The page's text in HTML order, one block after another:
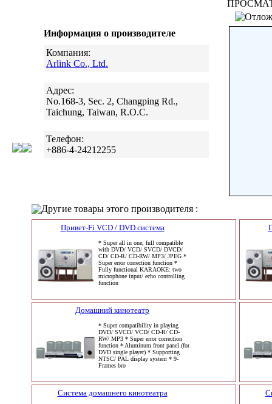
Информация о производителе
Компания:
Arlink Co., Ltd.
Адрес:
No.168-3, Sec. 2, Changping Rd.,
Taichung, Taiwan, R.O.C.
Телефон:
+886-4-24212255
Другие товары этого производителя :
Привет-Fi VCD / DVD система
* Super all in one, full compatible
with DVD/ VCD/ SVCD/ DVCD/
CD/ CD-R/ CD-RW/ MP3/ JPEG *
Super error correction function *
Fully functional KARAOKE: two
microphone input/ echo controlling
function
Домашний кинотеатр
* Super compatibility in playing
DVD/ SVCD/ VCD/ CD-R/ CD-
RW/ MP3 * Super error correction
function * Aluminum front panel (for
DVD single player) * Supporting
NTSC/ PAL display system * 9-
Frames bro
Система домашнего кинотеатра